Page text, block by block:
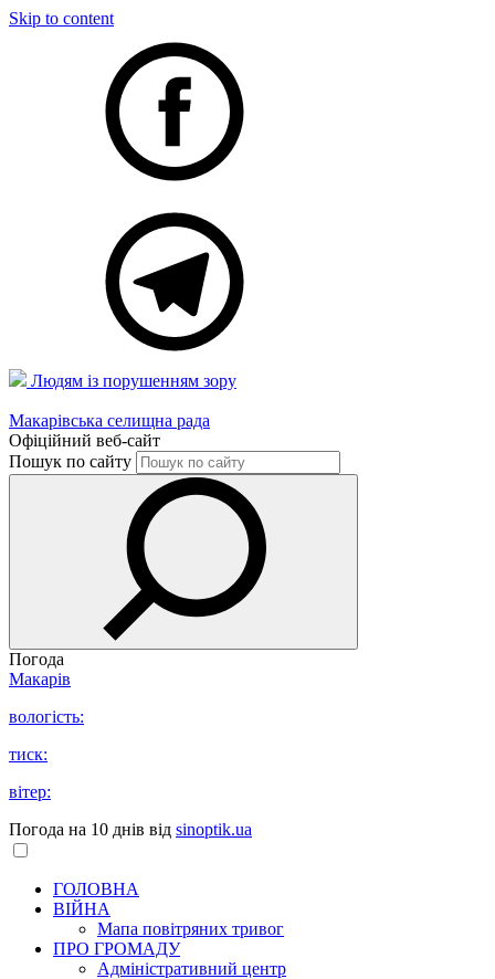
Skip to content
Людям із порушенням зору
Макарівська селищна рада
Офіційний веб-сайт
Пошук по сайту
Погода
Макарів
вологість:
тиск:
вітер:
Погода на 10 днів від sinoptik.ua
ГОЛОВНА
ВІЙНА
Мапа повітряних тривог
ПРО ГРОМАДУ
Aдміністративний центр